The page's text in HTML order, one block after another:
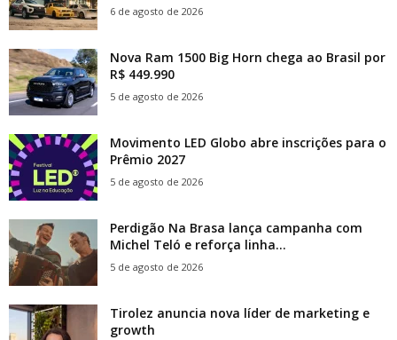
6 de agosto de 2026
Nova Ram 1500 Big Horn chega ao Brasil por
R$ 449.990
5 de agosto de 2026
Movimento LED Globo abre inscrições para o
Prêmio 2027
5 de agosto de 2026
Perdigão Na Brasa lança campanha com
Michel Teló e reforça linha...
5 de agosto de 2026
Tirolez anuncia nova líder de marketing e
growth